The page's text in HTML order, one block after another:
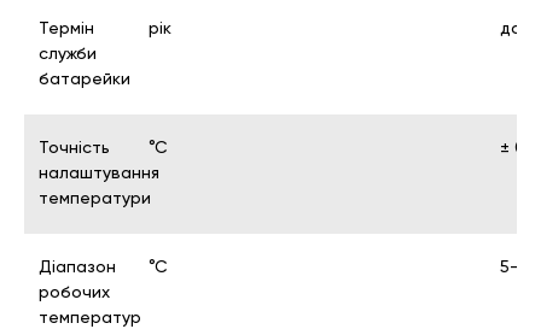
Термін
служби
батарейки
рік до 1
Точність
налаштування
температури
°C ± 0,5
Діапазон
робочих
температур
°C 5-30